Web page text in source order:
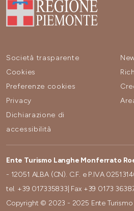
Società trasparente
Cookies
Preferenze cookies
Privacy
Dichiarazione di
accessibilità
Ente Turismo Langhe Monferrato
- 12051 ALBA (CN). C.F. e P.IVA
tel. +39 017335833 | Fax +39 0173
Copyright © 2023 - 2025 Ente